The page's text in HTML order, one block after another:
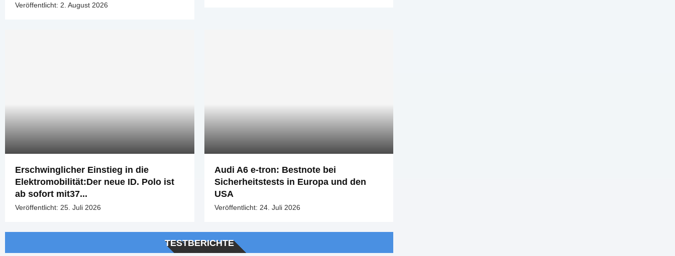
Veröffentlicht: 2. August 2026
Erschwinglicher Einstieg in die
Elektromobilität:Der neue ID. Polo ist
ab sofort mit37...
Veröffentlicht: 25. Juli 2026
Audi A6 e-tron: Bestnote bei
Sicherheitstests in Europa und den
USA
Veröffentlicht: 24. Juli 2026
TESTBERICHTE